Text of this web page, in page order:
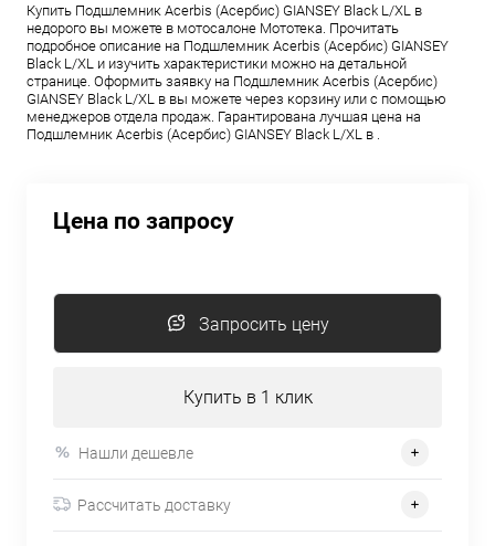
Купить Подшлемник Acerbis (Асербис) GIANSEY Black L/XL в
недорого вы можете в мотосалоне Мототека. Прочитать
подробное описание на Подшлемник Acerbis (Асербис) GIANSEY
Black L/XL и изучить характеристики можно на детальной
странице. Оформить заявку на Подшлемник Acerbis (Асербис)
GIANSEY Black L/XL в вы можете через корзину или с помощью
менеджеров отдела продаж. Гарантирована лучшая цена на
Подшлемник Acerbis (Асербис) GIANSEY Black L/XL в .
Цена по запросу
Запросить цену
Купить в 1 клик
Нашли дешевле
Рассчитать доставку